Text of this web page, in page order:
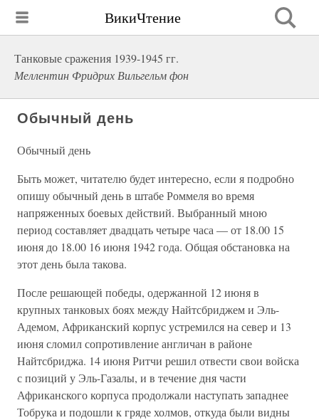
ВикиЧтение
Танковые сражения 1939-1945 гг.
Меллентин Фридрих Вильгельм фон
Обычный день
Обычный день
Быть может, читателю будет интересно, если я подробно
опишу обычный день в штабе Роммеля во время
напряженных боевых действий. Выбранный мною
период составляет двадцать четыре часа — от 18.00 15
июня до 18.00 16 июня 1942 года. Общая обстановка на
этот день была такова.
После решающей победы, одержанной 12 июня в
крупных танковых боях между Найтсбриджем и Эль-
Адемом, Африканский корпус устремился на север и 13
июня сломил сопротивление англичан в районе
Найтсбриджа. 14 июня Ритчи решил отвести свои войска
с позиций у Эль-Газалы, и в течение дня части
Африканского корпуса продолжали наступать западнее
Тобрука и подошли к гряде холмов, откуда были видны